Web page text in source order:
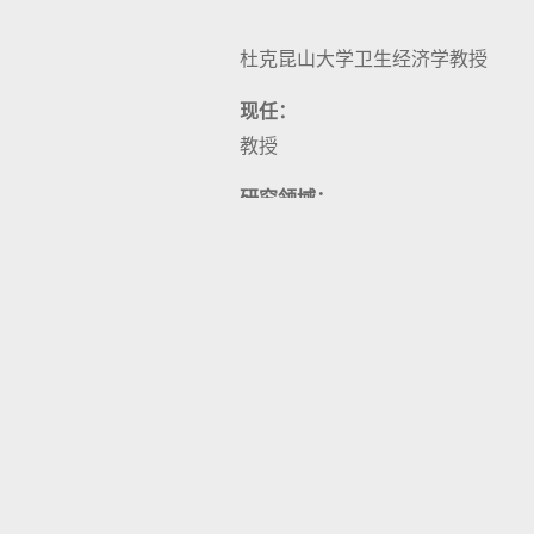
杜克昆山大学卫生经济学教授
现任：
教授
研究领域：